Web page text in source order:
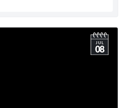
JUL
08